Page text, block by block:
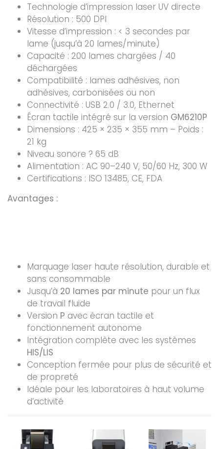
Technologie d’impression laser UV directe
Résolution : 500 DPI
Vitesse d’impression : < 3 secondes par
lame (jusqu’à 20 lames/minute)
Capacité : 200 lames chargées / 40
déchargées
Compatibilité : lames adhésives, non
adhésives, carbonisées ou non
Connectivité : USB 2.0 / 3.0, Ethernet
Écran tactile intégré sur la version GM6210P
Dimensions : 425 × 235 × 355 mm – Poids :
21 kg
Niveau sonore ? 65 dB
Alimentation : AC 90–240 V, 50/60 Hz, 300 W
Certifications : ISO 13485, CE, FDA
Avantages :
Marquage laser haute résolution, durable et
sans consommable
Jusqu’à 20 lames par minute pour un flux
de travail fluide
Version P avec écran tactile et
fonctionnement autonome
Intégration complète avec les systèmes
HIS/LIS
Conception fermée pour plus de sécurité et
de propreté
Idéale pour les laboratoires à haut volume
d’activité